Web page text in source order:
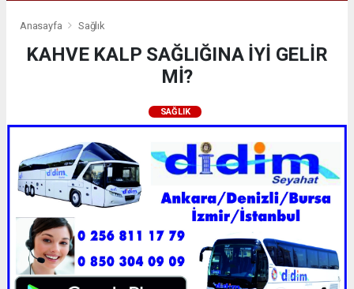
Anasayfa Sağlık
KAHVE KALP SAĞLIĞINA İYİ GELİR
Mİ?
SAĞLIK